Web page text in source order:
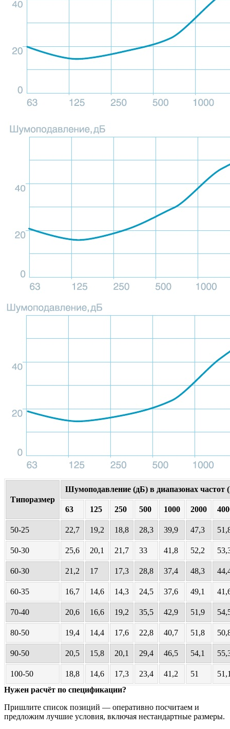
Типоразмер
Шумоподавление (дБ) в диапазонах частот
63 125 250 500 1000 2000
50-25 22,7 19,2 18,8 28,3 39,9 47,3
50-30 25,6 20,1 21,7 33 41,8 52,2
60-30 21,2 17 17,3 28,8 37,4 48,3
60-35 16,7 14,6 14,3 24,5 37,6 49,1
70-40 20,6 16,6 19,2 35,5 42,9 51,9
80-50 19,4 14,4 17,6 22,8 40,7 51,8
90-50 20,5 15,8 20,1 29,4 46,5 54,1
100-50 18,8 14,6 17,3 23,4 41,2 51
Нужен расчёт по спецификации?
Пришлите список позиций — оперативно посчитаем и
предложим лучшие условия, включая нестандартные размеры.